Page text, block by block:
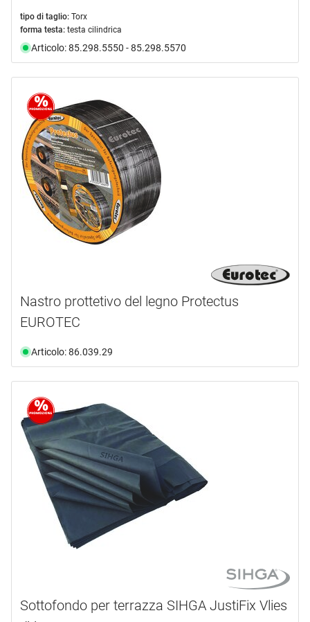
tipo di taglio: Torx
forma testa: testa cilindrica
Articolo: 85.298.5550 - 85.298.5570
Nastro prottetivo del legno Protectus
EUROTEC
Articolo: 86.039.29
Sottofondo per terrazza SIHGA JustiFix Vlies